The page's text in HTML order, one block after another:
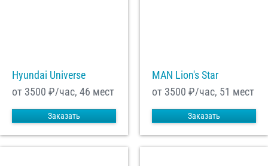
Hyundai Universe
от 3500 ₽/час, 46 мест
Заказать
MAN Lion's Star
от 3500 ₽/час, 51 мест
Заказать